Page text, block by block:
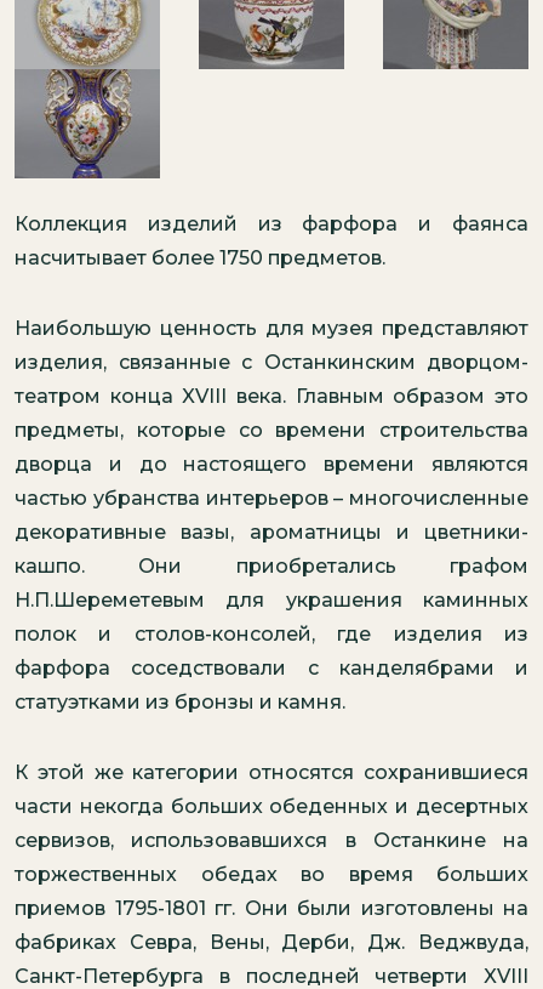
Коллекция изделий из фарфора и фаянса
насчитывает более 1750 предметов.
Наибольшую ценность для музея представляют
изделия, связанные с Останкинским дворцом-
театром конца XVIII века. Главным образом это
предметы, которые со времени строительства
дворца и до настоящего времени являются
частью убранства интерьеров – многочисленные
декоративные вазы, ароматницы и цветники-
кашпо. Они приобретались графом
Н.П.Шереметевым для украшения каминных
полок и столов-консолей, где изделия из
фарфора соседствовали с канделябрами и
статуэтками из бронзы и камня.
К этой же категории относятся сохранившиеся
части некогда больших обеденных и десертных
сервизов, использовавшихся в Останкине на
торжественных обедах во время больших
приемов 1795-1801 гг. Они были изготовлены на
фабриках Севра, Вены, Дерби, Дж. Веджвуда,
Санкт-Петербурга в последней четверти XVIII